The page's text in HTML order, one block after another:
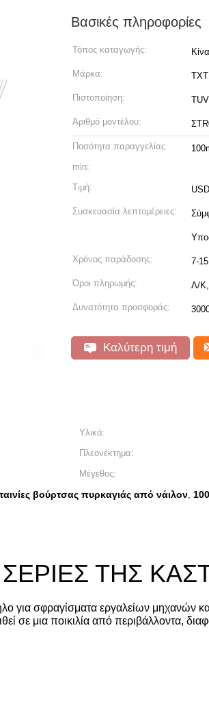
Βασικές πληροφορίες
Τόπος καταγωγής: Κίνα
Μάρκα: TXT
Πιστοποίηση: TUV
Αριθμό μοντέλου:
Ποσότητα παραγγελίας
min:
Τιμή:
Συσκευασία λεπτομέρειες:
Χρόνος παράδοσης: 7-
Όροι πληρωμής: Λ/Κ,
Δυνατότητα προσφοράς:
Καλύτερη τιμή
Υλικά:
Πλεονέκτημα:
Μέγεθος:
βούρτσας πυρκαγιάς από νάιλον,
ΤΗΣ
για σφραγίσματα εργαλείων μηχανών
σε μια ποικιλία από περιβάλλοντα,